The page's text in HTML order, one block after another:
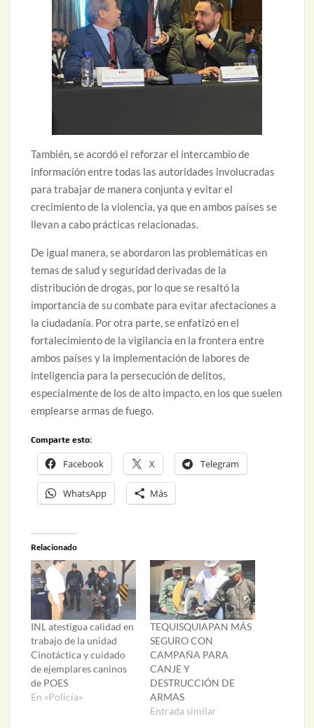
También, se acordó el reforzar el intercambio de
información entre todas las autoridades involucradas
para trabajar de manera conjunta y evitar el
crecimiento de la violencia, ya que en ambos países se
llevan a cabo prácticas relacionadas.
De igual manera, se abordaron las problemáticas en
temas de salud y seguridad derivadas de la
distribución de drogas, por lo que se resaltó la
importancia de su combate para evitar afectaciones a
la ciudadanía. Por otra parte, se enfatizó en el
fortalecimiento de la vigilancia en la frontera entre
ambos países y la implementación de labores de
inteligencia para la persecución de delitos,
especialmente de los de alto impacto, en los que suelen
emplearse armas de fuego.
Comparte esto:
Facebook X Telegram
WhatsApp Más
Relacionado
INL atestigua calidad en
trabajo de la unidad
Cinotáctica y cuidado
de ejemplares caninos
de POES
En «Policía»
TEQUISQUIAPAN MÁS
SEGURO CON
CAMPAÑA PARA
CANJE Y
DESTRUCCIÓN DE
ARMAS
Entrada similar